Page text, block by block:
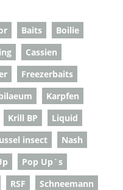
Baits
Boilie
Cassien
Freezerbaits
Karpfen
Krill BP
Liquid
insect
Nash
Pop Up`s
RSF
Schneemann